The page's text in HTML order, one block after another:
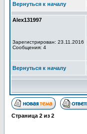
Вернуться к началу
Alex131997
Зарегистрирован: 23.11.2016
Сообщения: 4
Вернуться к началу
Страница 2 из 2